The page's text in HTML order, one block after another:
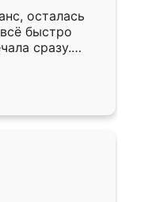
осталась
быстро
сразу.
подошёл к
Собрали
даже